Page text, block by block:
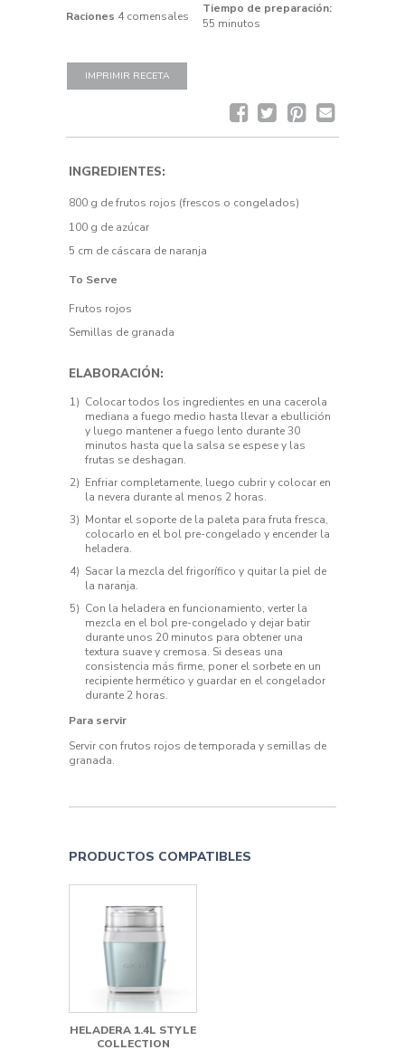
Raciones 4 comensales
Tiempo de preparación:
55 minutos
IMPRIMIR RECETA
Email
Recipe
Pinterest
Twitter
Facebook
INGREDIENTES:
800 g de frutos rojos (frescos o congelados)
100 g de azúcar
5 cm de cáscara de naranja
To Serve
Frutos rojos
Semillas de granada
ELABORACIÓN:
Colocar todos los ingredientes en una cacerola
mediana a fuego medio hasta llevar a ebullición
y luego mantener a fuego lento durante 30
minutos hasta que la salsa se espese y las
frutas se deshagan.
Enfriar completamente, luego cubrir y colocar en
la nevera durante al menos 2 horas.
Montar el soporte de la paleta para fruta fresca,
colocarlo en el bol pre-congelado y encender la
heladera.
Sacar la mezcla del frigorífico y quitar la piel de
la naranja.
Con la heladera en funcionamiento, verter la
mezcla en el bol pre-congelado y dejar batir
durante unos 20 minutos para obtener una
textura suave y cremosa. Si deseas una
consistencia más firme, poner el sorbete en un
recipiente hermético y guardar en el congelador
durante 2 horas.
Para servir
Servir con frutos rojos de temporada y semillas de
granada.
PRODUCTOS COMPATIBLES
HELADERA 1.4L STYLE
COLLECTION